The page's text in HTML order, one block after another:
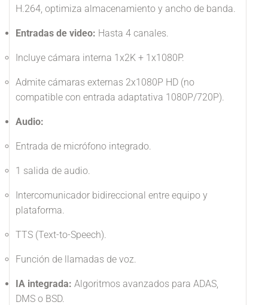
H.264, optimiza almacenamiento y ancho de banda.
Entradas de video: Hasta 4 canales.
Incluye cámara interna 1x2K + 1x1080P.
Admite cámaras externas 2x1080P HD (no
compatible con entrada adaptativa 1080P/720P).
Audio:
Entrada de micrófono integrado.
1 salida de audio.
Intercomunicador bidireccional entre equipo y
plataforma.
TTS (Text-to-Speech).
Función de llamadas de voz.
IA integrada: Algoritmos avanzados para ADAS,
DMS o BSD.